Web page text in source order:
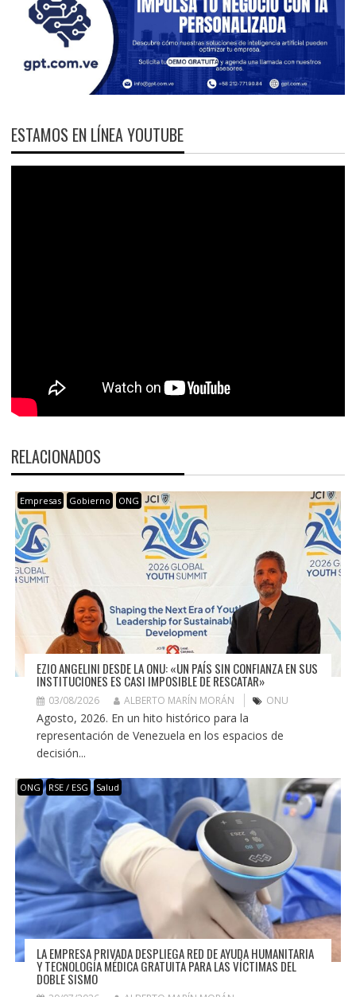
ESTAMOS EN LÍNEA YOUTUBE
RELACIONADOS
Empresas Gobierno ONG
EZIO ANGELINI DESDE LA ONU: «UN PAÍS SIN CONFIANZA EN SUS
INSTITUCIONES ES CASI IMPOSIBLE DE RESCATAR»
03/08/2026 ALBERTO MARÍN MORÁN ONU
Agosto, 2026. En un hito histórico para la
representación de Venezuela en los espacios de
decisión...
ONG RSE / ESG Salud
LA EMPRESA PRIVADA DESPLIEGA RED DE AYUDA HUMANITARIA
Y TECNOLOGÍA MÉDICA GRATUITA PARA LAS VÍCTIMAS DEL
DOBLE SISMO